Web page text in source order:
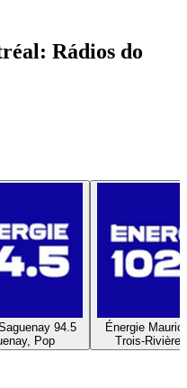
Rádios do
94.5
Pop
Énergie
Trois-